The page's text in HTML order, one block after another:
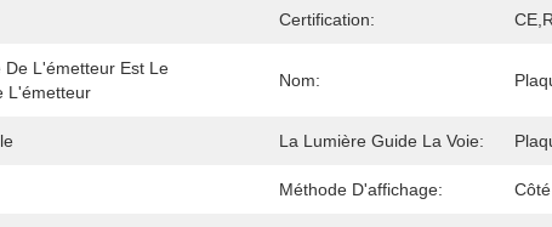
Certification:
De L'émetteur Est Le
L'émetteur
Nom:
La Lumière Guide La Voie:
Méthode D'affichage: